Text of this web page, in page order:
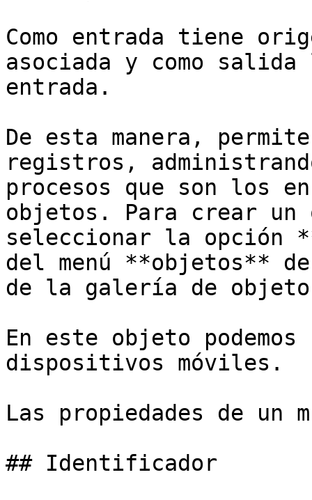
Como entrada tiene
asociada y como
entrada.
De esta manera,
registros,
procesos que son los
objetos. Para crear
seleccionar la opción
del menú **objetos**
de la galería de
En este objeto
dispositivos móviles.
Las propiedades de
## Identificador